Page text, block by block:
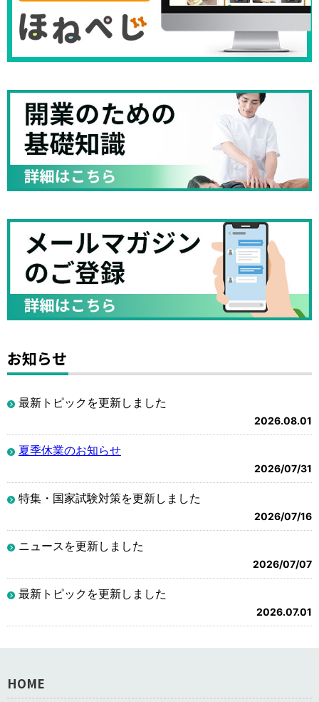
お知らせ
最新トピックを更新しました
2026.08.01
夏季休業のお知らせ
2026/07/31
特集・国家試験対策を更新しました
2026/07/16
ニュースを更新しました
2026/07/07
最新トピックを更新しました
2026.07.01
HOME